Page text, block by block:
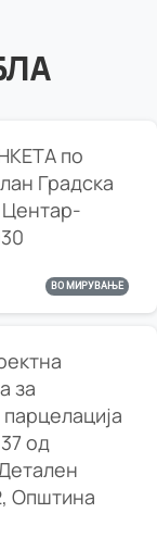
по
Градска
Центар-
ВО МИРУВАЊЕ
за
од
Општина